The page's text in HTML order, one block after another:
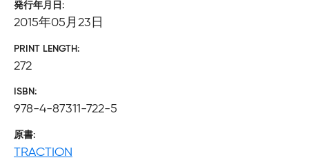
発行年月日
2015年05月23日
PRINT LENGTH
272
ISBN
978-4-87311-722-5
原書
TRACTION